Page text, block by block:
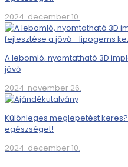
2024. december 10.
A lebomló, nyomtatható 3D
jövő
2024. november 26.
Különleges meglepetést
egészséget!
2024. december 10.